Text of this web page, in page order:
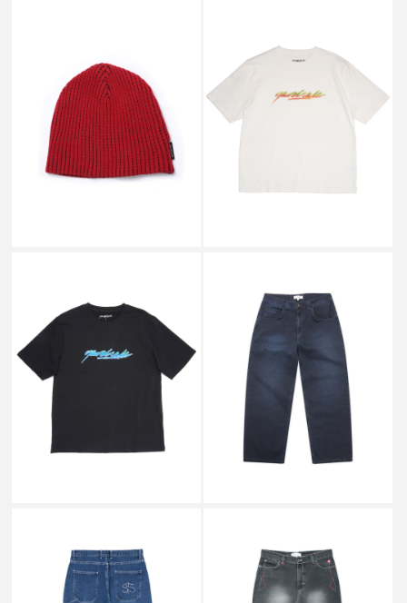
YARDSALE
VENOM BEANIE RED
￥8,250
SCRIPT SPRAY T-SHIRT WHITE
SCRIPT SPRAY T-SHIRT BLACK
￥4,400
YARDSALE
IVORY SLUB JEANS DARK
DENIM _
￥24,200
￥12,100
YARDSALE YARDSALE